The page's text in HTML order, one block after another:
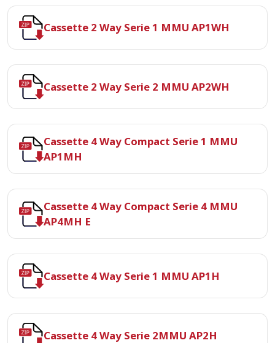
Cassette 2 Way Serie 1 MMU AP1WH
Cassette 2 Way Serie 2 MMU AP2WH
Cassette 4 Way Compact Serie 1 MMU
AP1MH
Cassette 4 Way Compact Serie 4 MMU
AP4MH E
Cassette 4 Way Serie 1 MMU AP1H
Cassette 4 Way Serie 2MMU AP2H